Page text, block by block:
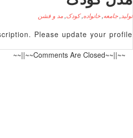
تولید ,جامعه,خانواده,کودک, مد و فشن
Please update your profile.
~~||~~Comments Are Closed~~||~~